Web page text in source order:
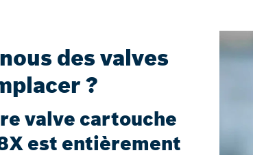
des valves
?
valve cartouche
est entièrement